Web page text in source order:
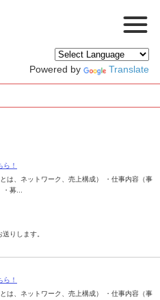
Powered by Translate
！
は、ネットワーク、売上構成） ・仕事内容（事
募...
りします。
！
は、ネットワーク、売上構成） ・仕事内容（事